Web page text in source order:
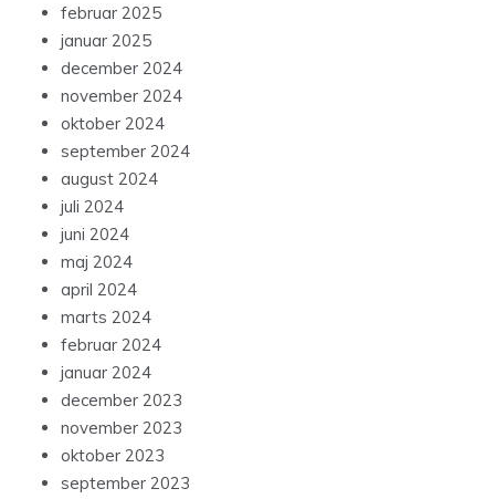
februar 2025
januar 2025
december 2024
november 2024
oktober 2024
september 2024
august 2024
juli 2024
juni 2024
maj 2024
april 2024
marts 2024
februar 2024
januar 2024
december 2023
november 2023
oktober 2023
september 2023